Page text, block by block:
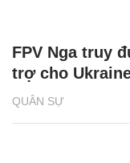
QUÂN SỰ
FPV Nga truy
trợ cho